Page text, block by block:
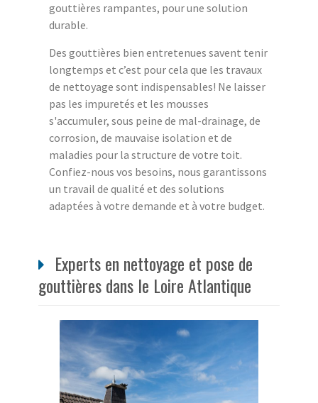
gouttières rampantes, pour une solution
durable.
Des gouttières bien entretenues savent tenir
longtemps et c’est pour cela que les travaux
de nettoyage sont indispensables! Ne laisser
pas les impuretés et les mousses
s'accumuler, sous peine de mal-drainage, de
corrosion, de mauvaise isolation et de
maladies pour la structure de votre toit.
Confiez-nous vos besoins, nous garantissons
un travail de qualité et des solutions
adaptées à votre demande et à votre budget.
Experts en nettoyage et pose de
gouttières dans le Loire Atlantique